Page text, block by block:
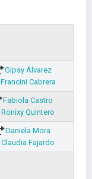
Gipsy Álvarez
Francini Cabrera
Fabiola Castro
Ronixy Quintero
Daniela Mora
Claudia Fajardo